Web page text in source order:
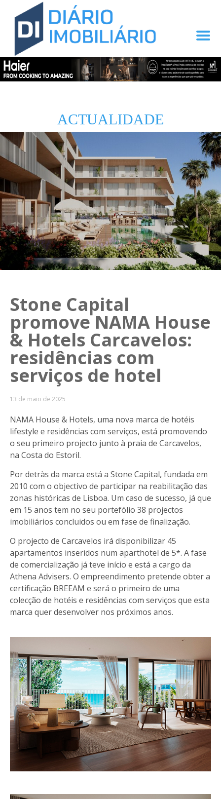
ACTUALIDADE
Stone Capital
promove NAMA House
& Hotels Carcavelos:
residências com
serviços de hotel
13 de maio de 2025
NAMA House & Hotels, uma nova marca de hotéis
lifestyle e residências com serviços, está promovendo
o seu primeiro projecto junto à praia de Carcavelos,
na Costa do Estoril.
Por detràs da marca está a Stone Capital, fundada em
2010 com o objectivo de participar na reabilitação das
zonas históricas de Lisboa. Um caso de sucesso, já que
em 15 anos tem no seu portefólio 38 projectos
imobiliários concluidos ou em fase de finalização.
O projecto de Carcavelos irá disponibilizar 45
apartamentos inseridos num aparthotel de 5*. A fase
de comercialização já teve início e está a cargo da
Athena Advisers. O empreendimento pretende obter a
certificação BREEAM e será o primeiro de uma
colecção de hotéis e residências com serviços que esta
marca quer desenvolver nos próximos anos.